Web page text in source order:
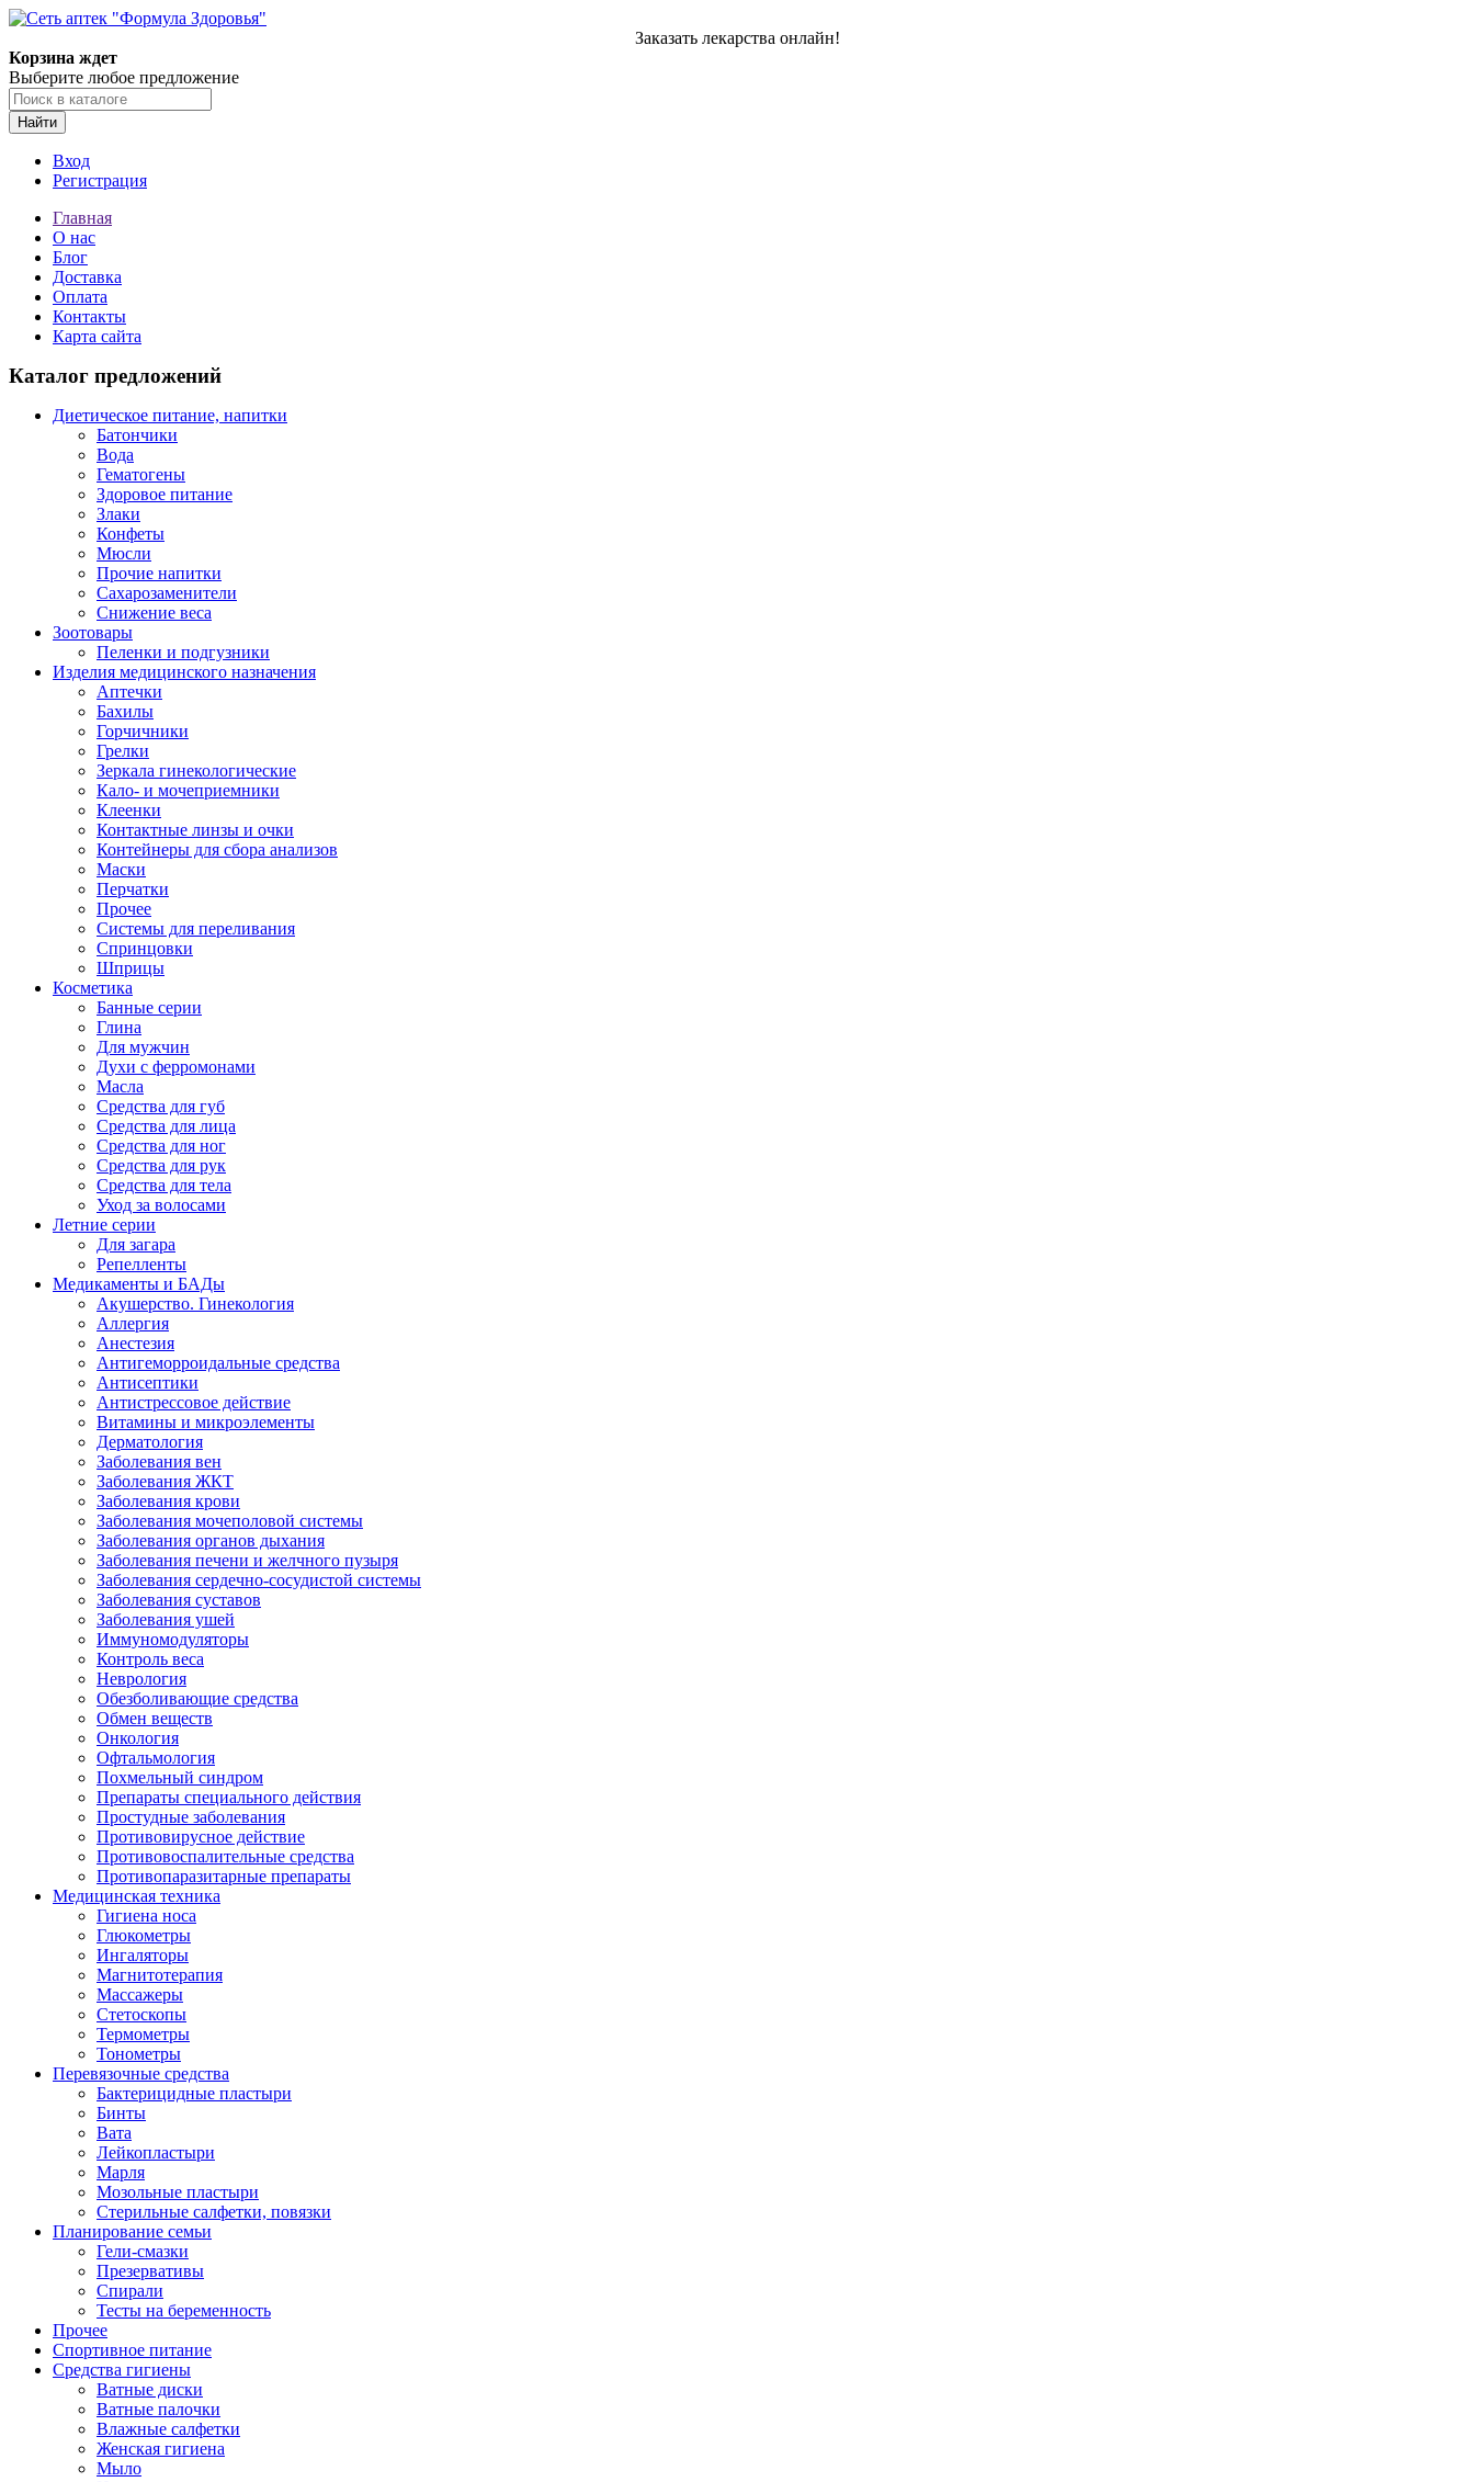
Заказать лекарства онлайн!
Корзина ждет
Выберите любое предложение
Найти
Вход
Регистрация
Главная
О нас
Блог
Доставка
Оплата
Контакты
Карта сайта
Каталог предложений
Диетическое питание, напитки
Батончики
Вода
Гематогены
Здоровое питание
Злаки
Конфеты
Мюсли
Прочие напитки
Сахарозаменители
Снижение веса
Зоотовары
Пеленки и подгузники
Изделия медицинского назначения
Аптечки
Бахилы
Горчичники
Грелки
Зеркала гинекологические
Кало- и мочеприемники
Клеенки
Контактные линзы и очки
Контейнеры для сбора анализов
Маски
Перчатки
Прочее
Системы для переливания
Спринцовки
Шприцы
Косметика
Банные серии
Глина
Для мужчин
Духи с ферромонами
Масла
Средства для губ
Средства для лица
Средства для ног
Средства для рук
Средства для тела
Уход за волосами
Летние серии
Для загара
Репелленты
Медикаменты и БАДы
Акушерство. Гинекология
Аллергия
Анестезия
Антигеморроидальные средства
Антисептики
Антистрессовое действие
Витамины и микроэлементы
Дерматология
Заболевания вен
Заболевания ЖКТ
Заболевания крови
Заболевания мочеполовой системы
Заболевания органов дыхания
Заболевания печени и желчного пузыря
Заболевания сердечно-сосудистой системы
Заболевания суставов
Заболевания ушей
Иммуномодуляторы
Контроль веса
Неврология
Обезболивающие средства
Обмен веществ
Онкология
Офтальмология
Похмельный синдром
Препараты специального действия
Простудные заболевания
Противовирусное действие
Противовоспалительные средства
Противопаразитарные препараты
Медицинская техника
Гигиена носа
Глюкометры
Ингаляторы
Магнитотерапия
Массажеры
Стетоскопы
Термометры
Тонометры
Перевязочные средства
Бактерицидные пластыри
Бинты
Вата
Лейкопластыри
Марля
Мозольные пластыри
Стерильные салфетки, повязки
Планирование семьи
Гели-смазки
Презервативы
Спирали
Тесты на беременность
Прочее
Спортивное питание
Средства гигиены
Ватные диски
Ватные палочки
Влажные салфетки
Женская гигиена
Мыло